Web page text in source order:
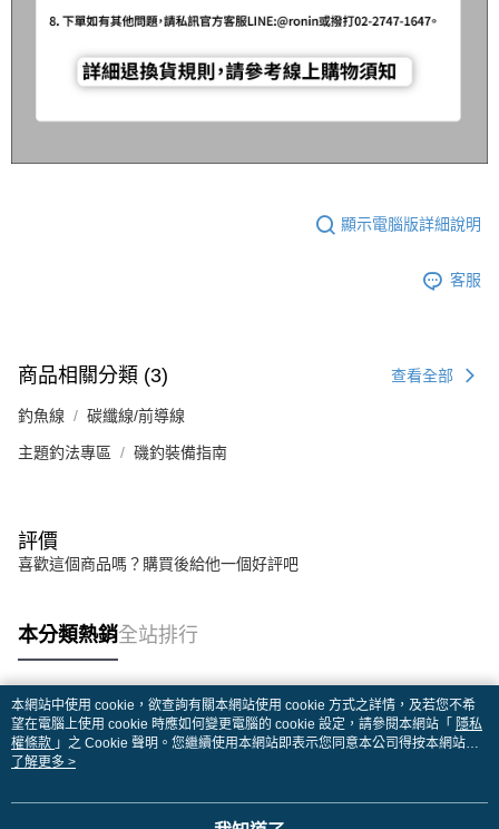
顯示電腦版詳細說明
客服
商品相關分類 (3) 查看全部
釣魚線 碳纖線/前導線
主題釣法專區 磯釣裝備指南
評價
喜歡這個商品嗎？購買後給他一個好評吧
本分類熱銷全站排行
熱門標籤
本網站中使用 cookie，欲查詢有關本網站使用 cookie 方式之詳情，及若您不希
望在電腦上使用 cookie 時應如何變更電腦的 cookie 設定，請參閱本網站「 隱私
權條款 」之 Cookie 聲明。您繼續使用本網站即表示您同意本公司得按本網站使
用條款之 Cookie 聲明使用 cookie。
了解更多 >